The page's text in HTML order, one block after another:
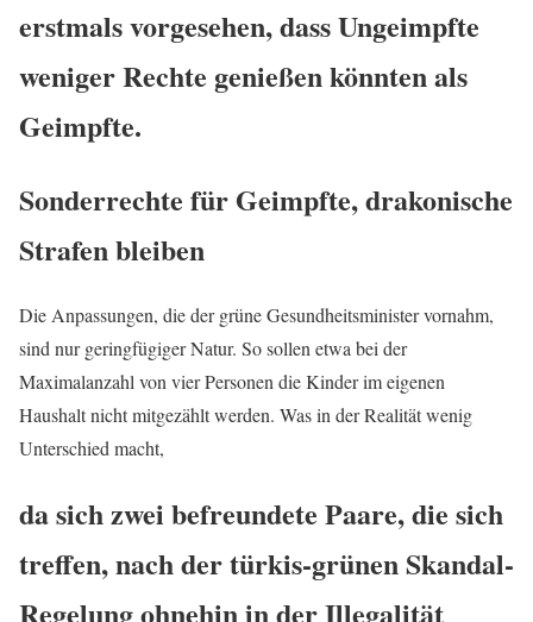
erstmals vorgesehen, dass Ungeimpfte
weniger Rechte genießen könnten als
Geimpfte.
Sonderrechte für Geimpfte, drakonische
Strafen bleiben
Die Anpassungen, die der grüne Gesundheitsminister vornahm,
sind nur geringfügiger Natur. So sollen etwa bei der
Maximalanzahl von vier Personen die Kinder im eigenen
Haushalt nicht mitgezählt werden. Was in der Realität wenig
Unterschied macht,
da sichzwei befreundete Paare, die sich
treffen, nach der türkis-grünen Skandal-
Regelung ohnehin in der Illegalität